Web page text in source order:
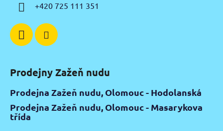
+420 725 111 351
Prodejny Zažeň nudu
Prodejna Zažeň nudu, Olomouc - Hodolanská
Prodejna Zažeň nudu, Olomouc - Masarykova
třída